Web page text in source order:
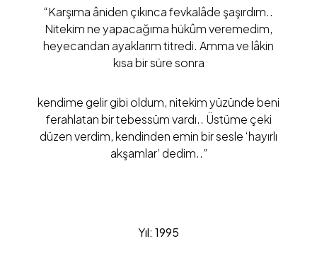
“Karşıma âniden çıkınca fevkalâde şaşırdım..
Nitekim ne yapacağıma hükûm veremedim,
heyecandan ayaklarım titredi. Amma ve lâkin
kısa bir süre sonra
kendime gelir gibi oldum, nitekim yüzünde beni
ferahlatan bir tebessüm vardı.. Üstüme çeki
düzen verdim, kendinden emin bir sesle ‘hayırlı
akşamlar’ dedim..”
Yıl: 1995